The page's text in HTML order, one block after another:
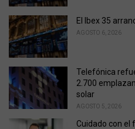
El Ibex 35
AGOSTO 6, 2026
Telefónica
2.700
solar
AGOSTO 5, 2026
Cuidado con el